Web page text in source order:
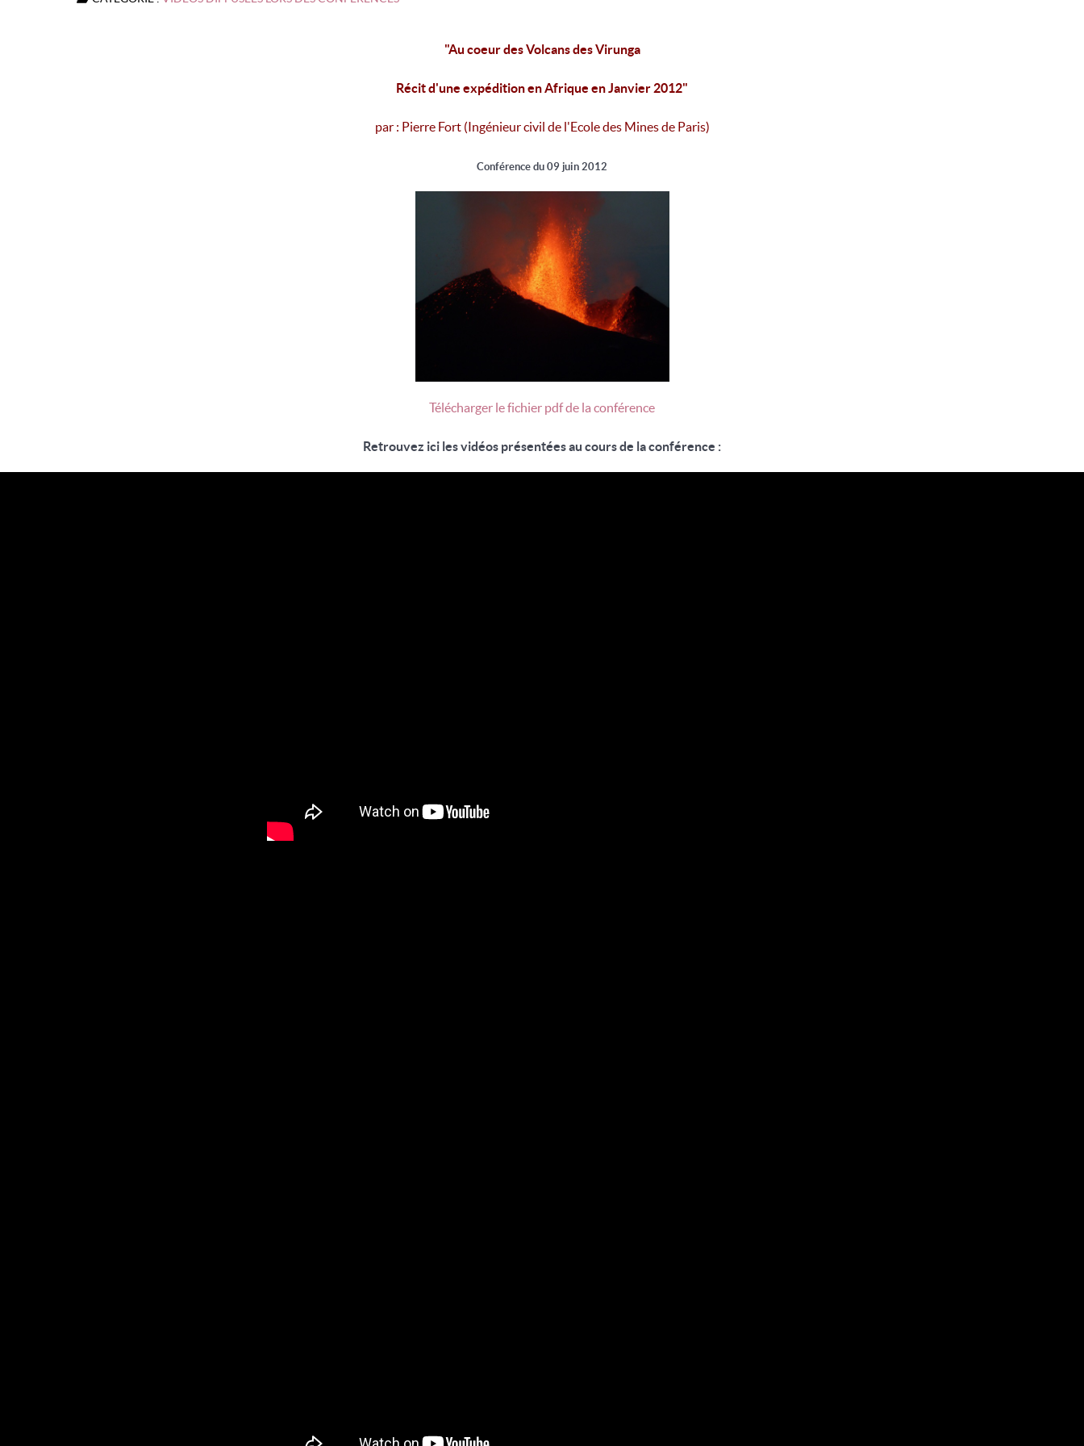
"Au coeur des Volcans des Virunga
Récit d'une expédition en Afrique en Janvier 2012"
par : Pierre Fort (Ingénieur civil de l'Ecole des Mines de Paris)
Conférence du 09 juin 2012
Télécharger le fichier pdf de la conférence
Retrouvez ici les vidéos présentées au cours de la conférence :